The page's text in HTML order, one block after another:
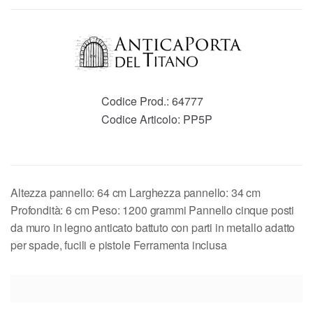
Codice Prod.: 64777
Codice Articolo: PP5P
Altezza pannello: 64 cm Larghezza pannello: 34 cm
Profondità: 6 cm Peso: 1200 grammi Pannello cinque posti
da muro in legno anticato battuto con parti in metallo adatto
per spade, fucili e pistole Ferramenta inclusa